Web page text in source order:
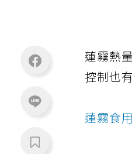
蓮霧熱
控制也
蓮霧食